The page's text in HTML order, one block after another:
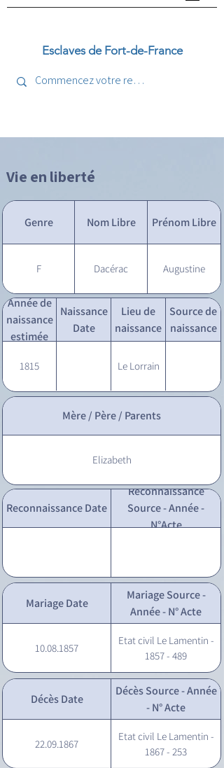
Esclaves de Fort-de-France
Vie en liberté
Genre Nom Libre Prénom Libre
F Dacérac Augustine
Année de
naissance
estimée
Naissance
Date
Lieu de
naissance
Source de
naissance
1815 Le Lorrain
Mère / Père / Parents
Elizabeth
Reconnaissance Date
Reconnaissance
Source - Année -
N°Acte
Mariage Date
Mariage Source -
Année - N° Acte
10.08.1857
Etat civil Le Lamentin -
1857 - 489
Décès Date
Décès Source - Année
- N° Acte
22.09.1867
Etat civil Le Lamentin -
1867 - 253